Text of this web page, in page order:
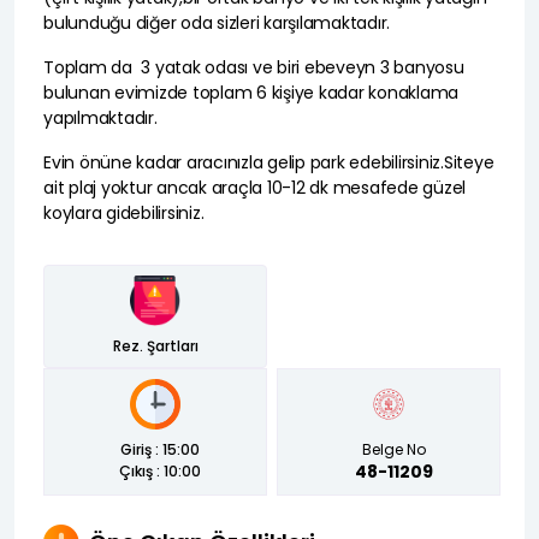
bulunduğu diğer oda sizleri karşılamaktadır.
Toplam da 3 yatak odası ve biri ebeveyn 3 banyosu
bulunan evimizde toplam 6 kişiye kadar konaklama
yapılmaktadır.
Evin önüne kadar aracınızla gelip park edebilirsiniz.Siteye
ait plaj yoktur ancak araçla 10-12 dk mesafede güzel
koylara gidebilirsiniz.
Rez. Şartları
Giriş : 15:00
Çıkış : 10:00
Belge No
48-11209